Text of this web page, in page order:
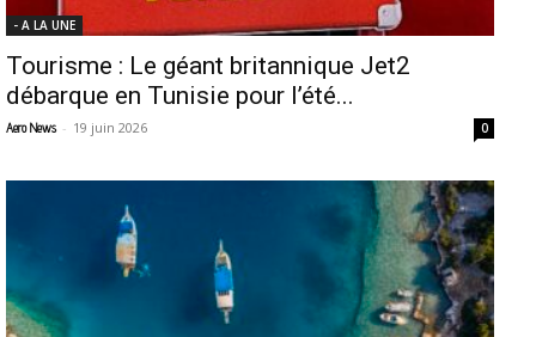
- A LA UNE
Tourisme : Le géant britannique Jet2
débarque en Tunisie pour l’été...
Aero News - 19 juin 2026 0